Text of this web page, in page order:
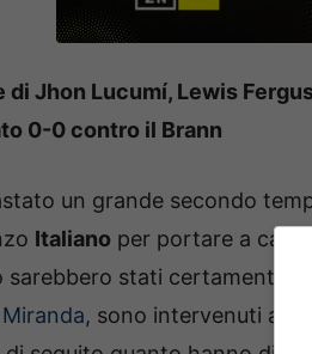
di Jhon Lucumí, Lewis
0-0 contro il Brann
un grande secondo
Italiano per portare a casa
sarebbero stati certamente
, sono intervenuti